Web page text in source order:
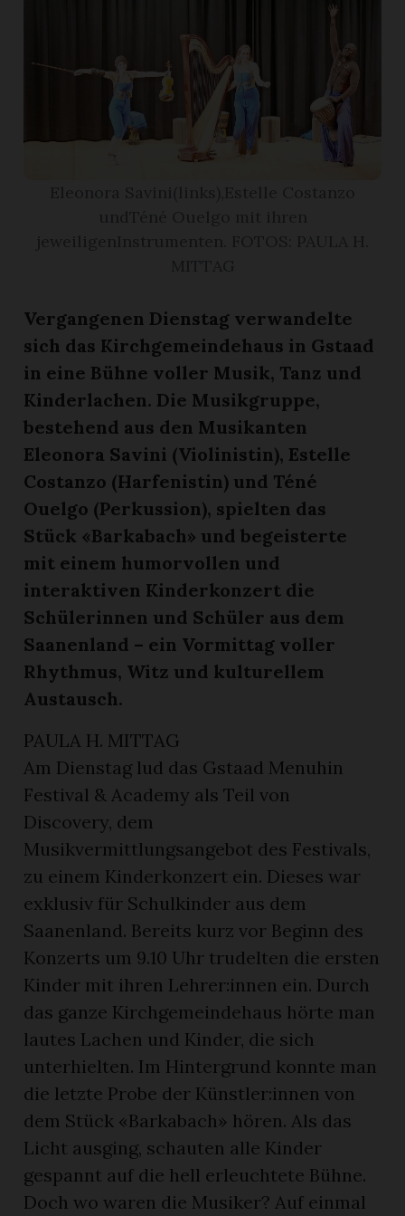
Vergangenen Dienstag verwandelte
sich das Kirchgemeindehaus in Gstaad
in eine Bühne voller Musik, Tanz und
Kinderlachen. Die Musikgruppe,
bestehend aus den Musikanten
Eleonora Savini (Violinistin), Estelle
Costanzo (Harfenistin) und Téné
Ouelgo (Perkussion), spielten das
Stück «Barkabach» und begeisterte
mit einem humorvollen und
interaktiven Kinderkonzert die
Schülerinnen und Schüler aus dem
Saanenland – ein Vormittag voller
Rhythmus, Witz und kulturellem
Austausch.
PAULA H. MITTAG
Am Dienstag lud das Gstaad Menuhin
Festival & Academy als Teil von
Discovery, dem
Musikvermittlungsangebot des Festivals,
zu einem Kinderkonzert ein. Dieses war
exklusiv für Schulkinder aus dem
Saanenland. Bereits kurz vor Beginn des
Konzerts um 9.10 Uhr trudelten die ersten
Kinder mit ihren Lehrer:innen ein. Durch
das ganze Kirchgemeindehaus hörte man
lautes Lachen und Kinder, die sich
unterhielten. Im Hintergrund konnte man
die letzte Probe der Künstler:innen von
dem Stück «Barkabach» hören. Als das
Licht ausging, schauten alle Kinder
gespannt auf die hell erleuchtete Bühne.
Doch wo waren die Musiker? Auf einmal